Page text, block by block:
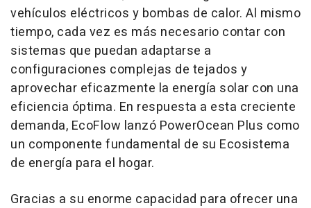
vehículos eléctricos y bombas de calor. Al mismo
tiempo, cada vez es más necesario contar con
sistemas que puedan adaptarse a
configuraciones complejas de tejados y
aprovechar eficazmente la energía solar con una
eficiencia óptima. En respuesta a esta creciente
demanda, EcoFlow lanzó PowerOcean Plus como
un componente fundamental de su Ecosistema
de energía para el hogar.
Gracias a su enorme capacidad para ofrecer una